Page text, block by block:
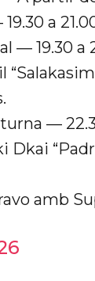
a
— 19.30 a
—
Dkai
amb